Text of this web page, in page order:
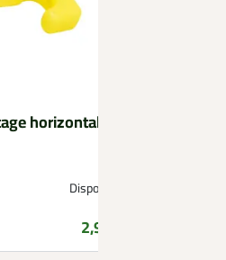
horizontal à
Disponible
Prix
2,99 €